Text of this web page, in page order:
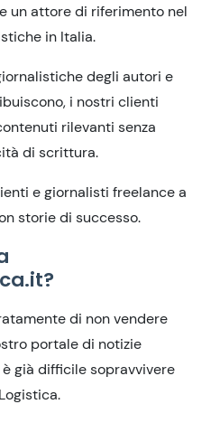
un attore di riferimento nel
in Italia.
degli autori e
i nostri clienti
rilevanti senza
di scrittura.
e giornalisti freelance a
storie di successo.
di non vendere
portale di notizie
già difficile sopravvivere